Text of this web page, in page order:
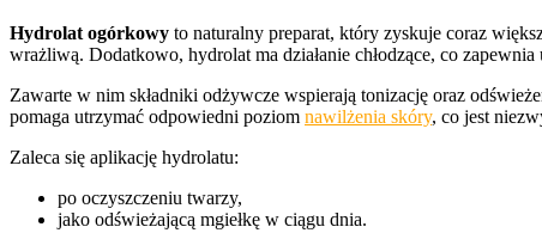
Hydrolat ogórkowy to naturalny preparat, który zyskuje coraz
wrażliwą. Dodatkowo, hydrolat ma działanie chłodzące, co
Zawarte w nim składniki odżywcze wspierają tonizację oraz
pomaga utrzymać odpowiedni poziom nawilżenia skóry, co jest
Zaleca się aplikację hydrolatu:
po oczyszczeniu twarzy,
jako odświeżającą mgiełkę w ciągu dnia.